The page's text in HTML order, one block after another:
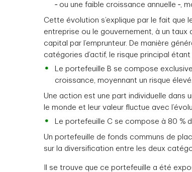
‑ ou une faible croissance annuelle ‑,
Cette évolution s’explique par le fait que
entreprise ou le gouvernement, à un taux
capital par l’emprunteur. De manière
catégories d’actif, le risque principal
Le portefeuille B se compose
croissance, moyennant un risque élevé.
Une action est une part individuelle dans
le monde et leur valeur fluctue avec
Le portefeuille C se compose à 80 %
Un portefeuille de fonds communs de
sur la diversification entre les deux
Il se trouve que ce portefeuille a été